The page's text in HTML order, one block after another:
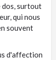
dos, surtout
qui nous
souvent
d'affection